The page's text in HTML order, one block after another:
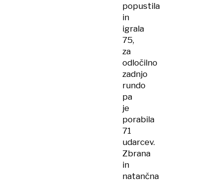
popustila
in
igrala
75,
za
odločilno
zadnjo
rundo
pa
je
porabila
71
udarcev.
Zbrana
in
natančna